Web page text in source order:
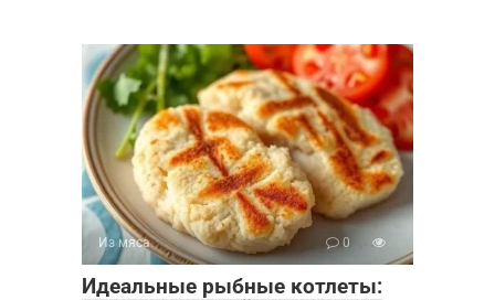
Из мяса 0
Идеальные рыбные котлеты: